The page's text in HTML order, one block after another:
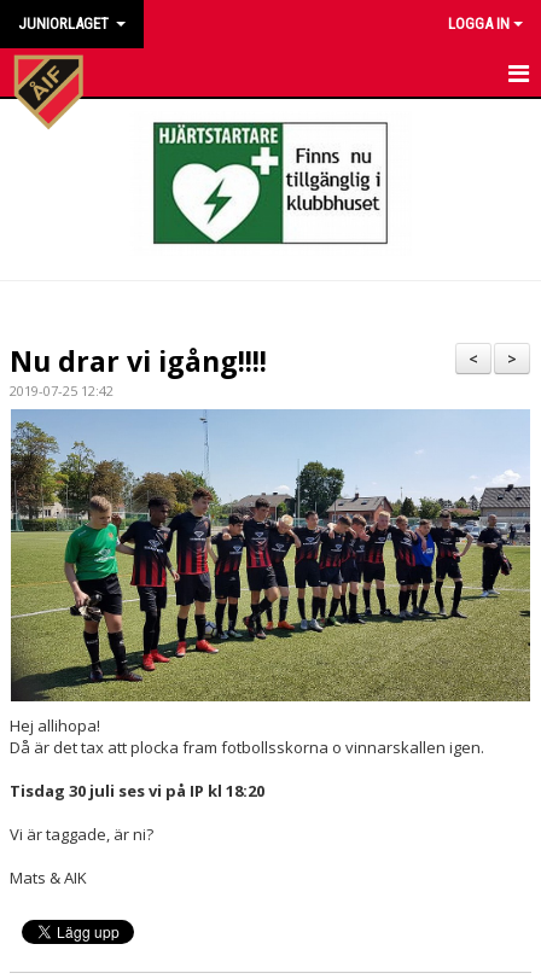
JUNIORLAGET LOGGA IN
HEM
BILDGALLERI
DOKUMENT
KONTAKT
>
<
Nu drar vi igång!!!!
2019-07-25 12:42
Hej allihopa!
Då är det tax att plocka fram fotbollsskorna o vinnarskallen igen.
Tisdag 30 juli ses vi på IP kl 18:20
Vi är taggade, är ni?
Mats & AIK